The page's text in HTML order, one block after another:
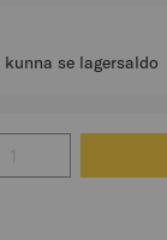
se lagersaldo
för TRÄSKRUV TFT